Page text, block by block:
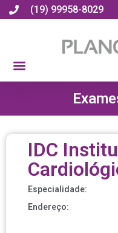
(19) 99958-8029
IDC
Especialidade:
Endereço: